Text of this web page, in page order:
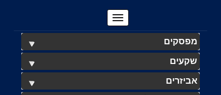
מפסקים
שקעים
אביזרים